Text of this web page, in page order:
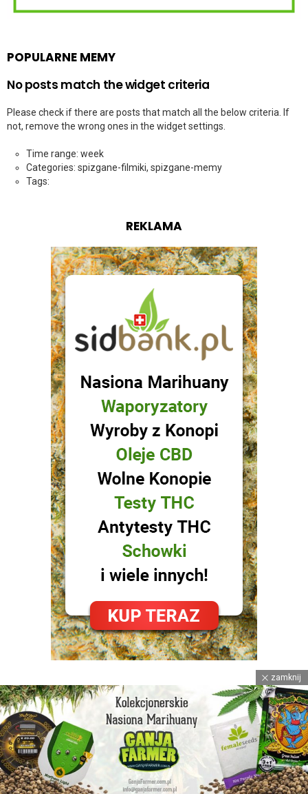
POPULARNE MEMY
No posts match the widget criteria
Please check if there are posts that match all the below criteria. If
not, remove the wrong ones in the widget settings.
Time range: week
Categories: spizgane-filmiki, spizgane-memy
Tags:
REKLAMA
facebook instagram youtube
© 2021 Spizgane Ziomki™ • POWERED BY
Strona Główna
Reklama Polityka Prywatności Kontakt
zamknij